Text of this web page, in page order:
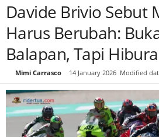
Davide Brivio Sebut
Harus Berubah:
Balapan, Tapi
Mimi Carrasco 14 January 2026 Modified